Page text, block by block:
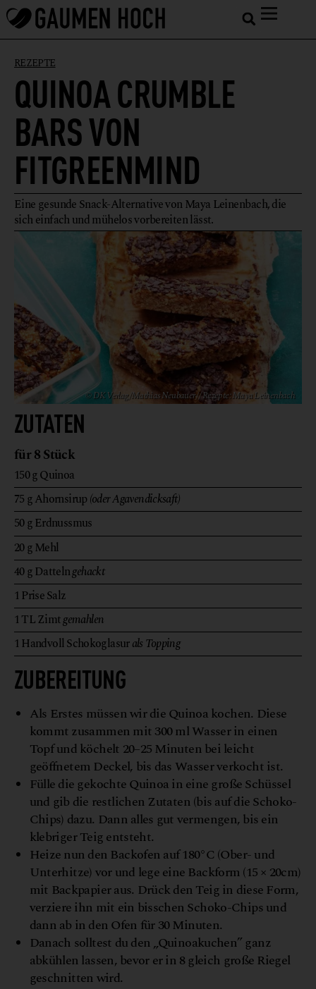
REZEPTE
QUINOA CRUMBLE
BARS VON
FITGREENMIND
Eine gesunde Snack-Alternative von Maya Leinenbach, die
sich einfach und mühelos vorbereiten lässt.
© DK Verlag/Mathias Neubauer // Rezepte: Maya Leinenbach
ZUBEREITUNG
Als Erstes müssen wir die Quinoa kochen. Diese
kommt zusammen mit 300 ml Wasser in einen
Topf und köchelt 20–25 Minuten bei leicht
geöffnetem Deckel, bis das Wasser verkocht ist.
Fülle die gekochte Quinoa in eine große Schüssel
und gib die restlichen Zutaten (bis auf die Schoko-
Chips) dazu. Dann alles gut vermengen, bis ein
klebriger Teig entsteht.
Heize nun den Backofen auf 180°C (Ober- und
Unterhitze) vor und lege eine Backform (15 × 20cm)
mit Backpapier aus. Drück den Teig in diese Form,
verziere ihn mit ein bisschen Schoko-Chips und
dann ab in den Ofen für 30 Minuten.
Danach solltest du den „Quinoakuchen” ganz
abkühlen lassen, bevor er in 8 gleich große Riegel
geschnitten wird.
ZUTATEN
für 8 Stück
150gQuinoa
75 gAhornsirup (oder Agavendicksaft)
50gErdnussmus
20gMehl
40gDattelngehackt
1 PriseSalz
1 TLZimtgemahlen
1 HandvollSchokoglasurals Topping